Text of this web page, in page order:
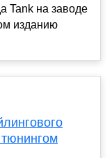
Tank на заводе
изданию